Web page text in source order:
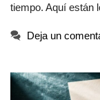
tiempo. Aquí están
Deja un